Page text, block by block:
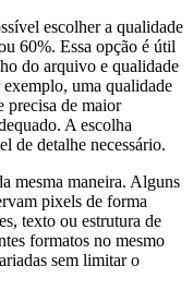
escolher a qualidade
60%. Essa opção é útil
do arquivo e qualidade
uma qualidade
precisa de maior
A escolha
de detalhe necessário.
mesma maneira. Alguns
pixels de forma
texto ou estrutura de
formatos no mesmo
sem limitar o